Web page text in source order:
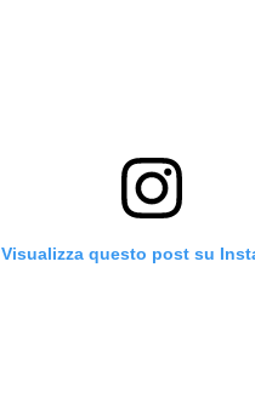
Visualizza questo post su